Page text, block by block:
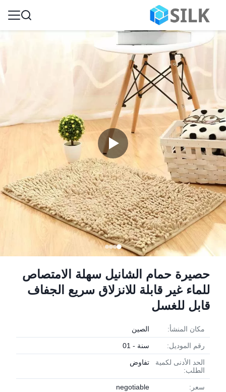
حصيرة حمام الشانيل سهلة الامتصاص
للماء غير قابلة للانزلاق سريع الجفاف
قابل للغسل
مكان المنشأ: الصين
رقم الموديل: سنة - 01
الحد الأدنى لكمية
الطلب:
تفاوض
سعر: negotiable